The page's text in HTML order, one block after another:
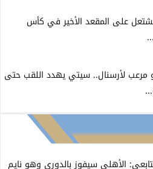
على المقعد الأخير في كأس
مرعب لأرسنال.. سيتي يهدد اللقب حتى
الأهلي سيفوز بالدوري وهو نايم